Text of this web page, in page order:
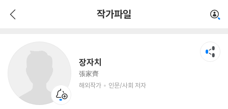
작가파일
장자치
張家齊
해외작가
인문/사회 저자
인문/사회 저자